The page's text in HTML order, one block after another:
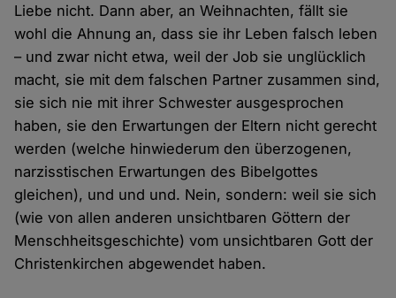
Liebe nicht. Dann aber, an Weihnachten, fällt sie
wohl die Ahnung an, dass sie ihr Leben falsch leben
– und zwar nicht etwa, weil der Job sie unglücklich
macht, sie mit dem falschen Partner zusammen sind,
sie sich nie mit ihrer Schwester ausgesprochen
haben, sie den Erwartungen der Eltern nicht gerecht
werden (welche hinwiederum den überzogenen,
narzisstischen Erwartungen des Bibelgottes
gleichen), und und und. Nein, sondern: weil sie sich
(wie von allen anderen unsichtbaren Göttern der
Menschheitsgeschichte) vom unsichtbaren Gott der
Christenkirchen abgewendet haben.